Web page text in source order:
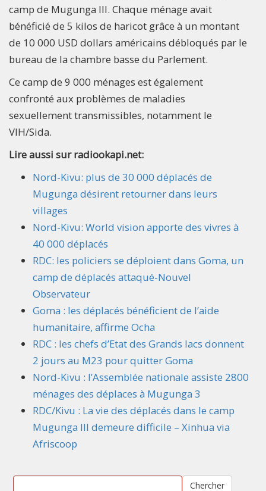
camp de Mugunga III. Chaque ménage avait
bénéficié de 5 kilos de haricot grâce à un montant
de 10 000 USD dollars américains débloqués par le
bureau de la chambre basse du Parlement.
Ce camp de 9 000 ménages est également
confronté aux problèmes de maladies
sexuellement transmissibles, notamment le
VIH/Sida.
Lire aussi sur radiookapi.net:
Nord-Kivu: plus de 30 000 déplacés de
Mugunga désirent retourner dans leurs
villages
Nord-Kivu: World vision apporte des vivres à
40 000 déplacés
RDC: les policiers se déploient dans Goma, un
camp de déplacés attaqué-Nouvel
Observateur
Goma : les déplacés bénéficient de l’aide
humanitaire, affirme Ocha
RDC : les chefs d’Etat des Grands lacs donnent
2 jours au M23 pour quitter Goma
Nord-Kivu : l’Assemblée nationale assiste 2800
ménages des déplaces à Mugunga 3
RDC/Kivu : La vie des déplacés dans le camp
Mugunga III demeure difficile – Xinhua via
Afriscoop
Chercher